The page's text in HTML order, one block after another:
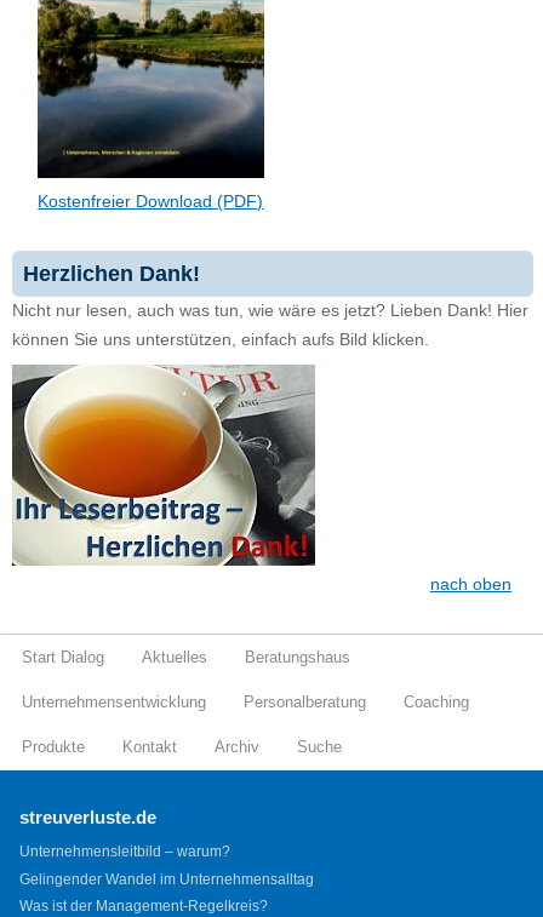
Kostenfreier Download (PDF)
Herzlichen Dank!
Nicht nur lesen, auch was tun, wie wäre es jetzt? Lieben Dank! Hier
können Sie uns unterstützen, einfach aufs Bild klicken.
nach oben
Start Dialog Aktuelles Beratungshaus
Unternehmensentwicklung Personalberatung Coaching
Produkte Kontakt Archiv Suche
streuverluste.de
Unternehmensleitbild – warum?
Gelingender Wandel im Unternehmensalltag
Was ist der Management-Regelkreis?